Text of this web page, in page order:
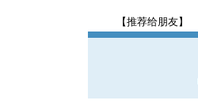
【推荐给朋友】